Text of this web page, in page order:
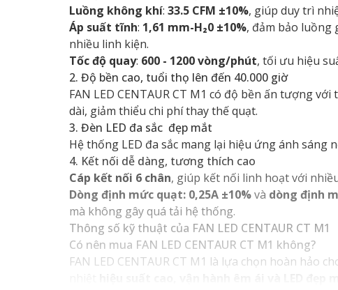
Luồng không khí: 33.5 CFM ±10%, giúp duy trì
Áp suất tĩnh: 1,61 mm-H₂0 ±10%, đảm bảo luồng
nhiều linh kiện.
Tốc độ quay: 600 - 1200 vòng/phút, tối ưu hiệu
2. Độ bền cao, tuổi thọ lên đến 40.000 giờ
FAN LED CENTAUR CT M1 có độ bền ấn tượng với
dài, giảm thiểu chi phí thay thế quạt.
3. Đèn LED đa sắc đẹp mắt
Hệ thống LED đa sắc mang lại hiệu ứng ánh sáng
4. Kết nối dễ dàng, tương thích cao
Cáp kết nối 6 chân, giúp kết nối linh hoạt với
Dòng định mức quạt: 0,25A ±10%và dòng định
mà không gây quá tải hệ thống.
Thông số kỹ thuật của FAN LED CENTAUR CT M1
Có nên mua FAN LED CENTAUR CT M1 không?
FAN LED CENTAUR CT M1 là lựa chọn hoàn hảo